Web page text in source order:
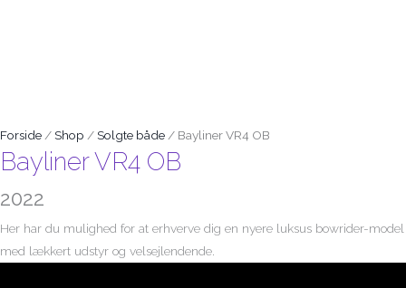
Forside /Shop /Solgte både / Bayliner VR4 OB
Bayliner VR4 OB
2022
Her har du mulighed for at erhverve dig en nyere luksus bowrider-model
med lækkert udstyr og velsejlendende.